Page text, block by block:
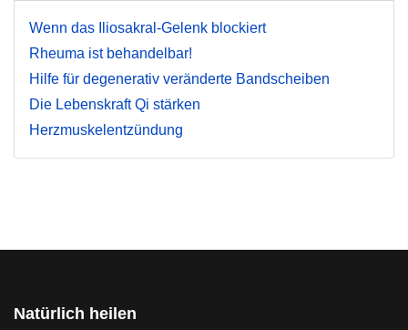
Wenn das Iliosakral-Gelenk blockiert
Rheuma ist behandelbar!
Hilfe für degenerativ veränderte Bandscheiben
Die Lebenskraft Qi stärken
Herzmuskelentzündung
Natürlich heilen